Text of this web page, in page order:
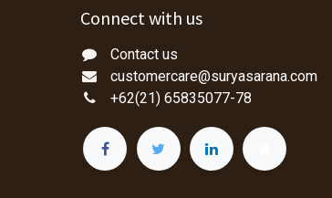
Connect with us
Contact us
customercare@suryasarana.com
+62(21) 65835077-78